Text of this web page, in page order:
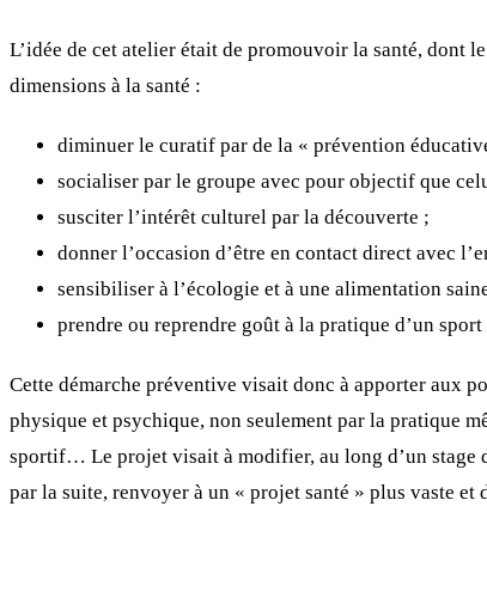
L’idée de cet atelier était de promouvoir la santé, dont
dimensions à la santé :
diminuer le curatif par de la « prévention
socialiser par le groupe avec pour objectif que
susciter l’intérêt culturel par la découverte ;
donner l’occasion d’être en contact direct avec
sensibiliser à l’écologie et à une alimentation
prendre ou reprendre goût à la pratique d’un
Cette démarche préventive visait donc à apporter aux
physique et psychique, non seulement par la pratique
sportif… Le projet visait à modifier, au long d’un stage
par la suite, renvoyer à un « projet santé » plus vaste et